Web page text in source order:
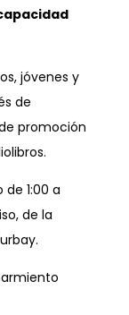
jóvenes y
de
promoción
de 1:00 a
de la